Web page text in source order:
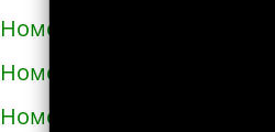
Номера телефонов такси
Номера телефонов такси
Номера телефонов такси